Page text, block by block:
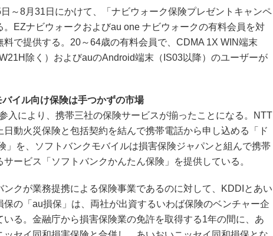
～8月31日にかけて、「ナビウォーク保険プレゼントキャンペ
。EZナビウォークおよびau one ナビウォークの有料会員を対
料で提供する。20～64歳の有料会員で、CDMA 1X WIN端末
除く）およびauのAndroid端末（IS03以降）のユーザーが
イル向け保険は手つかずの市場
入により、携帯三社の保険サービスが揃ったことになる。NTT
日動火災保険と包括契約を結んで携帯電話から申し込める「ド
」を、ソフトバンクモバイルは損害保険ジャパンと組んで携帯
ービス「ソフトバンクかんたん保険」を提供している。
クが業務提携による保険事業であるのに対して、KDDIとあい
保の「au損保」は、両社が出資するいわば保険のベンチャー企
いる。金融庁から損害保険業の免許を取得する1年の間に、あ